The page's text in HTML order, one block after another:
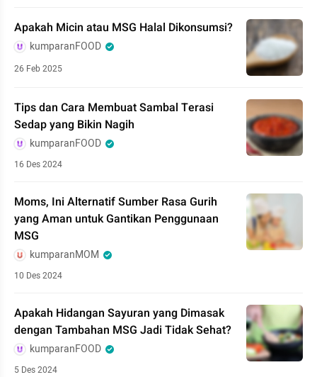
Apakah Micin atau MSG Halal Dikonsumsi?
kumparanFOOD
26 Feb 2025
Tips dan Cara Membuat Sambal Terasi
Sedap yang Bikin Nagih
kumparanFOOD
16 Des 2024
Moms, Ini Alternatif Sumber Rasa Gurih
yang Aman untuk Gantikan Penggunaan
MSG
kumparanMOM
10 Des 2024
Apakah Hidangan Sayuran yang Dimasak
dengan Tambahan MSG Jadi Tidak Sehat?
kumparanFOOD
5 Des 2024